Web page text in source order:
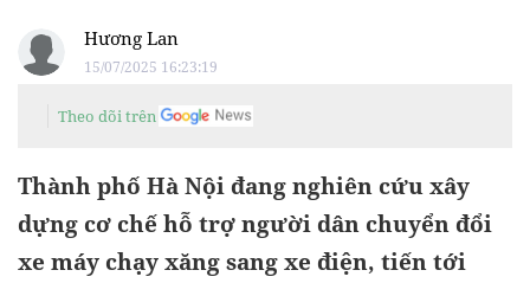
Hương Lan
15/07/2025 16:23:19
Theo dõi trên
Thành phố Hà Nội đang nghiên cứu xây
dựng cơ chế hỗ trợ người dân chuyển đổi
xe máy chạy xăng sang xe điện, tiến tới